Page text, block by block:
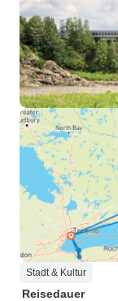
Stadt & Kultur
Reisedauer